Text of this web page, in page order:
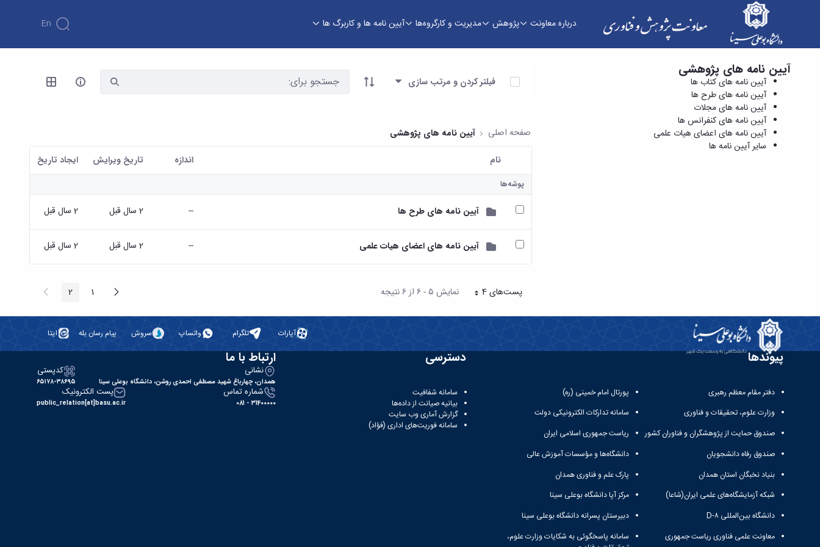
درباره معاونت پژوهش مدیریت و کارگروه‌ها آیین نامه ها و کاربرگ ها En
آیین نامه های کتاب ها - معاونت پژوهش و فناوری
آیین نامه های پژوهشی
آیین نامه های کتاب ها
آیین نامه های طرح ها
آیین نامه های مجلات
آیین نامه های کنفرانس ها
آیین نامه های اعضای هیات علمی
سایر آیین نامه ها
آیتم ها را انتخاب کنید
فیلتر کردن و مرتب سازی
صفحه اصلی آیین نامه های پژوهشی
کاربر انتخاب شده
نام اندازه تاریخ ویرایش ايجاد تاريخ
پوشه‌ها
آیین نامه های طرح ها -- 2 سال قبل 2 سال قبل
آیین نامه های اعضای هیات علمی -- 2 سال قبل 2 سال قبل
پست‌‌های 4هر صفحه نمایش ۵ - ۶ از ۶ نتیجه پیغام
قبلی صفحه1 صفحه2 صفحه
آپارات تلگرام واتساپ سروش پیام رسان بله ایتا
پیوندها
دفتر مقام معظم رهبری
وزارت علوم، تحقیقات و فناوری
صندوق حمایت از پژوهشگران و فناوران کشور
صندوق رفاه دانشجویان
بنیاد نخبگان استان همدان
شبکه آزمایشگاه‌های علمی ایران(شاعا)
دانشگاه بین‌المللی D-۸
معاونت علمی فناوری ریاست جمهوری
پورتال امام خمینی (ره)
سامانه تدارکات الکترونیکی دولت
ریاست جمهوری اسلامی ایران
دانشگاه‌ها و مؤسسات آموزش عالی
پارک علم و فناوری همدان
مرکز آپا دانشگاه بوعلی سینا
دبیرستان پسرانه دانشگاه بوعلی سینا
سامانه پاسخگوئی به شکایات وزارت علوم،
دسترسی
سامانه شفافیت
بیانیه صیانت از داده‌ها
گزارش آماری وب‌ سایت
سامانه فوریت‌های اداری (فؤاد)
ارتباط با ما
نشانی
همدان، چهارباغ شهید مصطفی احمدی روشن، دانشگاه بوعلی سینا
کدپستی
۶۵۱۷۸-۳۸۶۹۵
شماره تماس
31400000 - 081
پست الکترونیک
public_relation[at]basu.ac.ir